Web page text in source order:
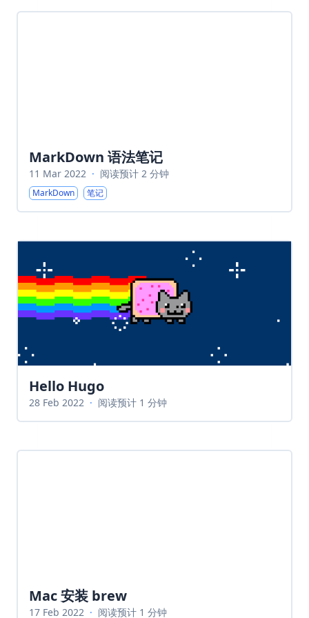
MarkDown 语法笔记
11 Mar 2022 · 阅读预计 2 分钟
MarkDown 笔记
Hello Hugo
28 Feb 2022 · 阅读预计 1 分钟
Mac 安装 brew
17 Feb 2022 · 阅读预计 1 分钟